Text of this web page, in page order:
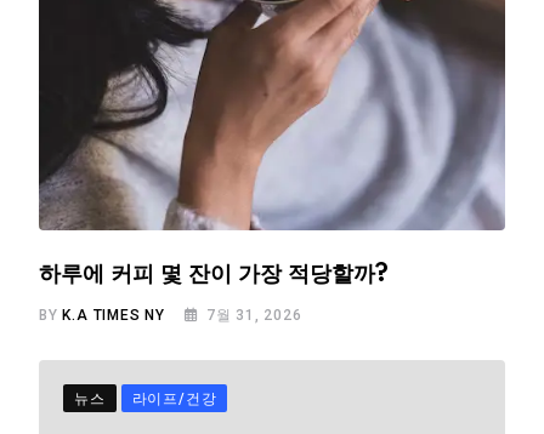
하루에 커피 몇 잔이 가장 적당할까?
BYK.A TIMES NY 7월 31, 2026
뉴스 라이프/건강